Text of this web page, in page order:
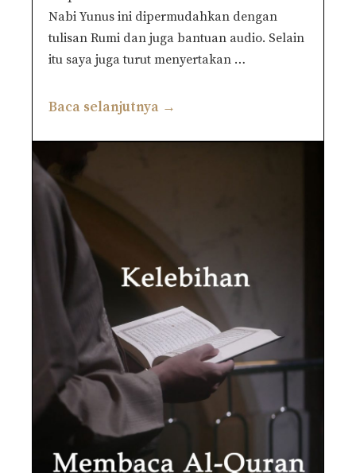
Nabi Yunus ini dipermudahkan dengan
tulisan Rumi dan juga bantuan audio. Selain
itu saya juga turut menyertakan …
Baca selanjutnya →